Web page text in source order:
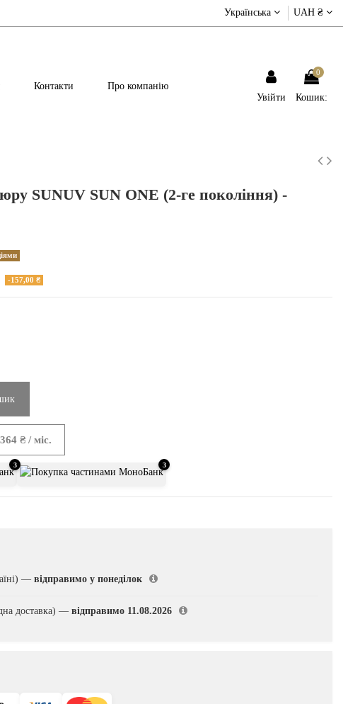
Українська UAH ₴
Контакти
Про компанію
Увійти
0
Кошик:
SUNUV SUN ONE (2-ге покоління) -
-157,00 ₴
364 ₴ / міс.
3 3
— відправимо у понеділок
доставка) — відправимо 11.08.2026